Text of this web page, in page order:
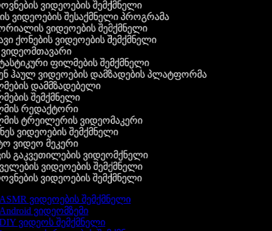
ვიდეოების შემქმნელი
ვიდეოების შესაქმნელი პროგრამა
ვიდეოების შემქმნელი
ქონების ვიდეოების შემქმნელი
ფილმების შემქმნელი
ჰაულ ვიდეოების დამზადების პლატფორმა
დამმზადებელი
შემქმნელი
რედაქტორი
ტრეილერის ვიდეომაკერი
ვიდეოების შემქმნელი
ვიდეო მეკერი
გაკვეთილების ვიდეომქნელი
ვიდეოების შემქმნელი
ვიდეოების შემქმნელი
ვიდეოების შემქმნელი
ვიდეომზემი
ვიდეოს შემქმნელი